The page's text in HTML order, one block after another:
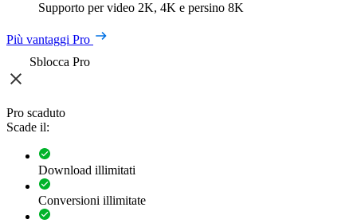
Supporto per video 2K, 4K e persino 8K
Più vantaggi Pro
Sblocca Pro
Pro scaduto
Scade il:
Download illimitati
Conversioni illimitate